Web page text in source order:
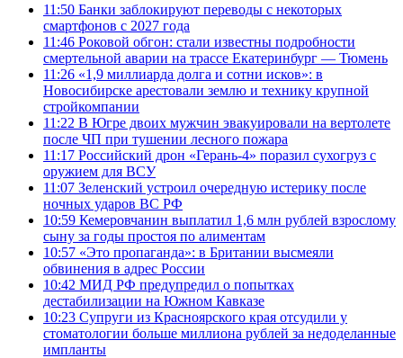
11:50 Банки заблокируют переводы с некоторых
смартфонов с 2027 года
11:46 Роковой обгон: стали известны подробности
смертельной аварии на трассе Екатеринбург — Тюмень
11:26 «1,9 миллиарда долга и сотни исков»: в
Новосибирске арестовали землю и технику крупной
стройкомпании
11:22 В Югре двоих мужчин эвакуировали на вертолете
после ЧП при тушении лесного пожара
11:17 Российский дрон «Герань-4» поразил сухогруз с
оружием для ВСУ
11:07 Зеленский устроил очередную истерику после
ночных ударов ВС РФ
10:59 Кемеровчанин выплатил 1,6 млн рублей взрослому
сыну за годы простоя по алиментам
10:57 «Это пропаганда»: в Британии высмеяли
обвинения в адрес России
10:42 МИД РФ предупредил о попытках
дестабилизации на Южном Кавказе
10:23 Супруги из Красноярского края отсудили у
стоматологии больше миллиона рублей за недоделанные
импланты